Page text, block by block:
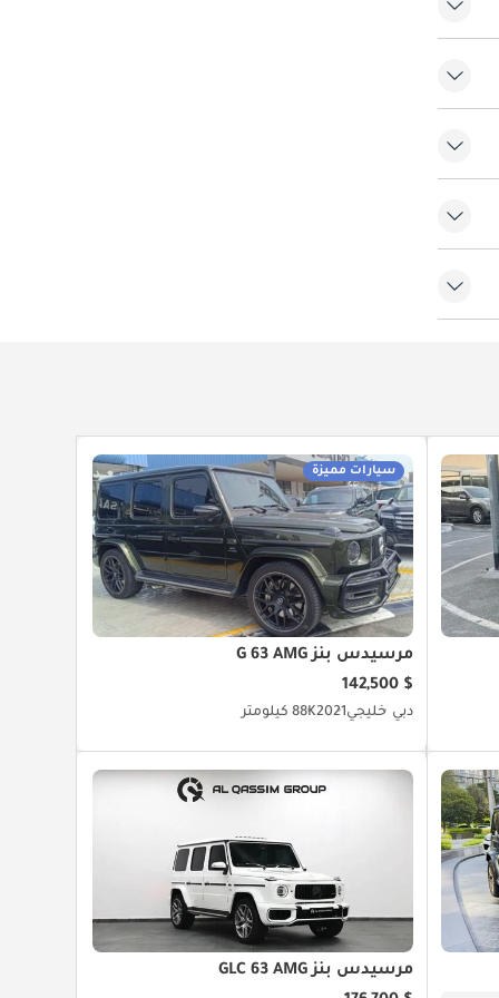
سيارات مميزة
مرسيدس بنز G 63 AMG
$ 142,500
دبي خليجي202188K كيلومتر
مرسيدس بنز GLC 63 AMG